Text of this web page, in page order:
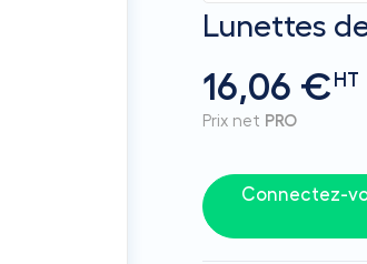
Lunettes
16,06 € HT
Prix net PRO
Connectez-